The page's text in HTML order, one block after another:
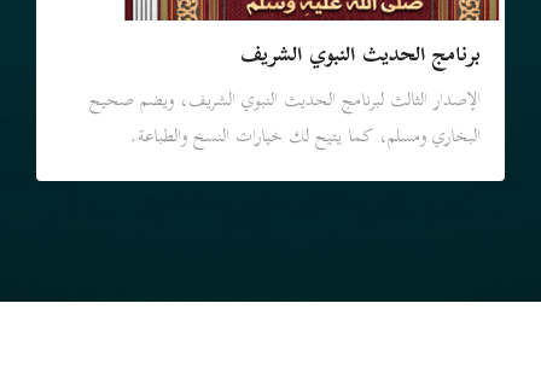
برنامج الحديث النبوي الشريف
الإصدار الثالث لبرنامج الحديث النبوي الشريف، ويضم صحيح
البخاري ومسلم، كما يتيح لك خيارات النسخ والطباعة.